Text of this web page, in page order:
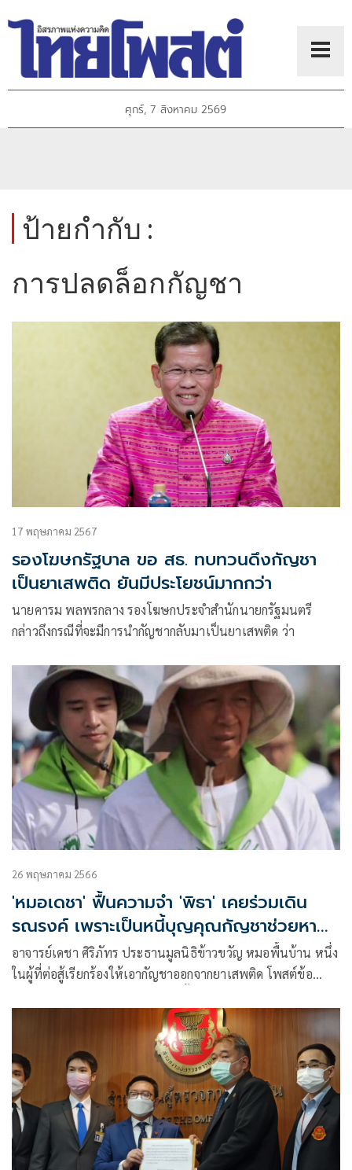
ศุกร์, 7 สิงหาคม 2569
ป้ายกำกับ :
การปลดล็อกกัญชา
17 พฤษภาคม 2567
รองโฆษกรัฐบาล ขอ สธ. ทบทวนดึงกัญชา
เป็นยาเสพติด ยันมีประโยชน์มากกว่า
นายคารม พลพรกลาง รองโฆษกประจำสำนักนายกรัฐมนตรี
กล่าวถึงกรณีที่จะมีการนำกัญชากลับมาเป็นยาเสพติด ว่า
26 พฤษภาคม 2566
'หมอเดชา' ฟื้นความจำ 'พิธา' เคยร่วมเดิน
รณรงค์ เพราะเป็นหนี้บุญคุณกัญชาช่วยหาย
จากโรคลมชัก
อาจารย์เดชา ศิริภัทร ประธานมูลนิธิข้าวขวัญ หมอพื้นบ้าน หนึ่ง
ในผู้ที่ต่อสู้เรียกร้องให้เอากัญชาออกจากยาเสพติด โพสต์ข้อ